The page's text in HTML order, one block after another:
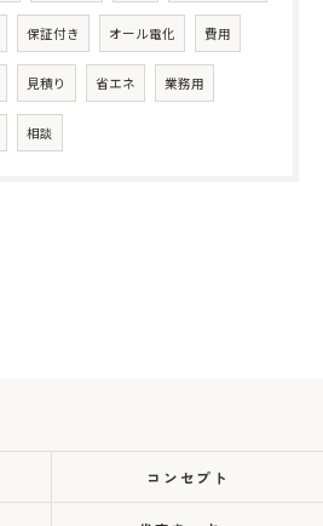
保証付き オール電化 費用
見積り 省エネ 業務用
相談
コンセプト